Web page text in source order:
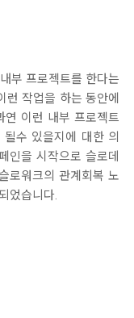
부 프로젝트를 한다는
런 작업을 하는 동안에
연 이런 내부 프로젝트
수 있을지에 대한 의
인을 시작으로 슬로데
로워크의 관계회복 노
었습니다.